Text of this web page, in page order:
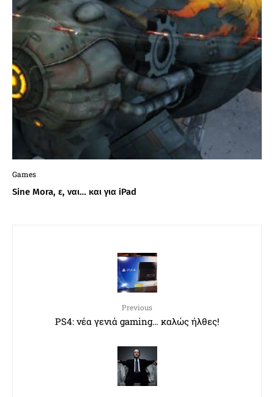
Games
Sine Mora, ε, ναι… και για iPad
Previous
PS4: νέα γενιά gaming… καλώς ήλθες!